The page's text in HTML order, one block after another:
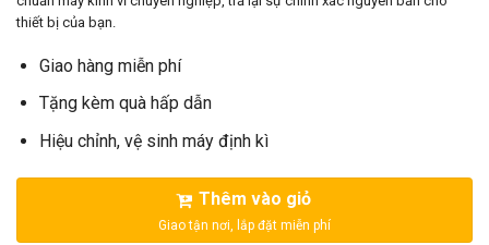
thiết bị của bạn.
Giao hàng miễn phí
Tặng kèm quà hấp dẫn
Hiệu chỉnh, vệ sinh máy định kì
Thêm vào giỏ